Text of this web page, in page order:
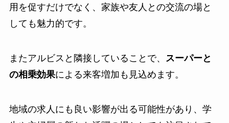
用を促すだけでなく、家族や友人との交流の場と
しても魅力的です。
またアルビスと隣接していることで、 スーパーと
の相乗効果による来客増加も見込めます。
地域の求人にも良い影響が出る可能性があり、学